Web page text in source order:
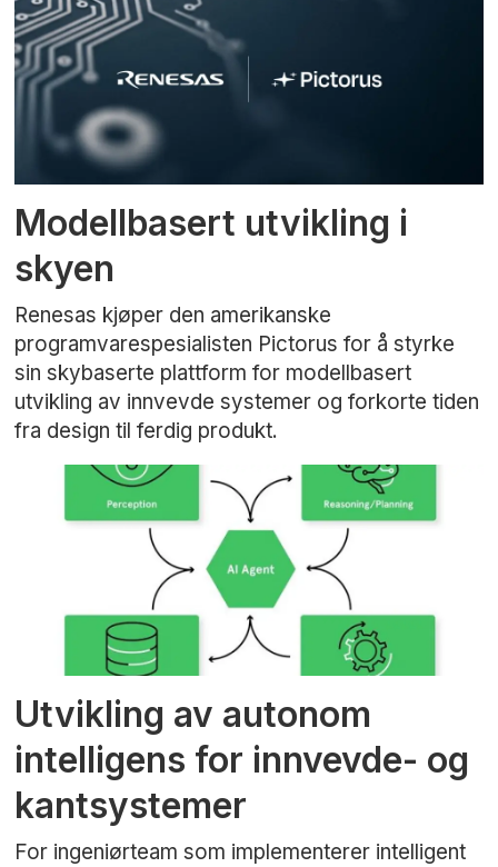
Modellbasert utvikling i
skyen
Renesas kjøper den amerikanske
programvarespesialisten Pictorus for å styrke
sin skybaserte plattform for modellbasert
utvikling av innvevde systemer og forkorte tiden
fra design til ferdig produkt.
Utvikling av autonom
intelligens for innvevde- og
kantsystemer
For ingeniørteam som implementerer intelligent